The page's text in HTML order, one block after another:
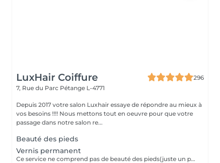
LuxHair Coiffure
296
7, Rue du Parc Pétange L-4771
Depuis 2017 votre salon Luxhair essaye de répondre au mieux à
vos besoins !!!! Nous mettons tout en oeuvre pour que votre
passage dans notre salon re...
Beauté des pieds
Vernis permanent
Ce service ne comprend pas de beauté des pieds(juste un petit coup de lime pour remettre en forme) Si vous avez besoin de plus choisissez ce service avec la beauté des pieds ou la pedicure.